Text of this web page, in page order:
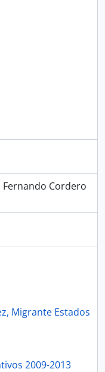
Fernando Cordero
Migrante Estados
2009-2013